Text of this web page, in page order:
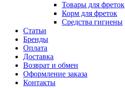
Товары для фреток
Корм для фреток
Средства гигиены
Статьи
Бренды
Оплата
Доставка
Возврат и обмен
Оформление заказа
Контакты